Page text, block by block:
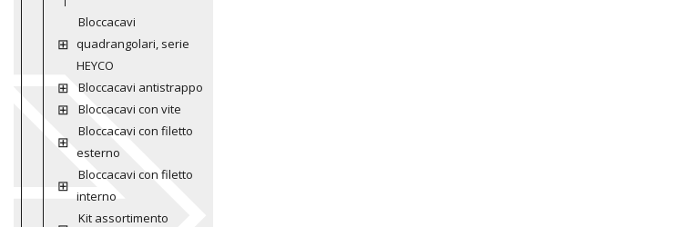
Bloccacavi
quadrangolari, serie
HEYCO
Bloccacavi antistrappo
Bloccacavi con vite
Bloccacavi con filetto
esterno
Bloccacavi con filetto
interno
Kit assortimento